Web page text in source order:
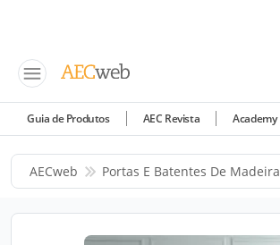
Guia de Produtos AEC Revista Academy
AECweb Portas E Batentes De Madeira